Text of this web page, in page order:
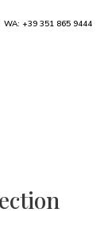
WA: +39 351 865 9444